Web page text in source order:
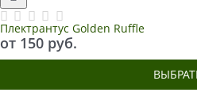
Плектрантус Golden Ruffle
от 150 руб.